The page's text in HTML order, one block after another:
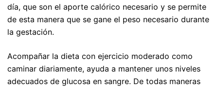
día, que son el aporte calórico necesario y se permite
de esta manera que se gane el peso necesario durante
la gestación.
Acompañar la dieta con ejercicio moderado como
caminar diariamente, ayuda a mantener unos niveles
adecuados de glucosa en sangre. De todas maneras